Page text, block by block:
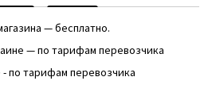
— бесплатно.
— по тарифам перевозчика
- по тарифам перевозчика